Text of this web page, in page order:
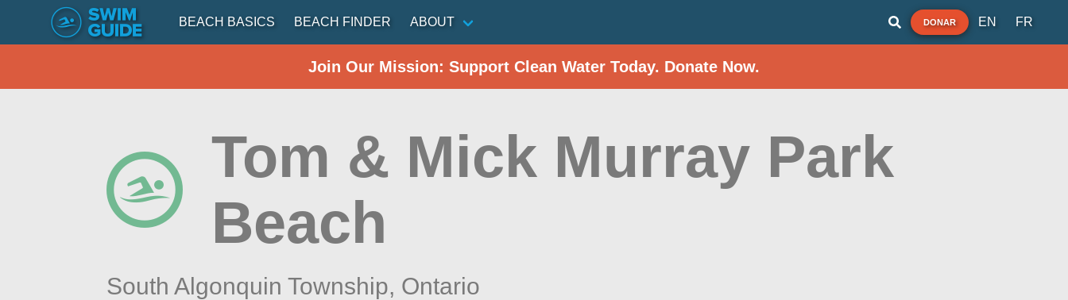
BEACH BASICS BEACH FINDER ABOUT DONAR EN FR
Join Our Mission: Support Clean Water Today. Donate Now.
Tom & Mick Murray Park
Beach
South Algonquin Township, Ontario